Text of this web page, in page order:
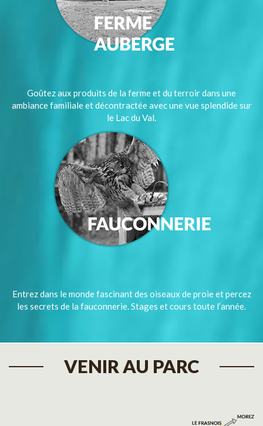
Goûtez aux produits de la ferme et du terroir dans une
ambiance familiale et décontractée avec une vue splendide sur
le Lac du Val.
Entrez dans le monde fascinant des oiseaux de proie et percez
les secrets de la fauconnerie. Stages et cours toute l’année.
VENIR AU PARC